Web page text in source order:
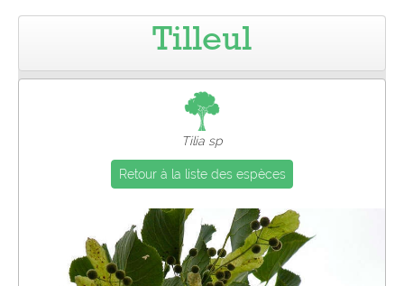
Tilleul
Tilia sp
Retour à la liste des espèces